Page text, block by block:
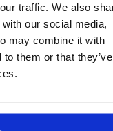
traffic. We also
our social media,
may combine it with
them or that they’ve
de un